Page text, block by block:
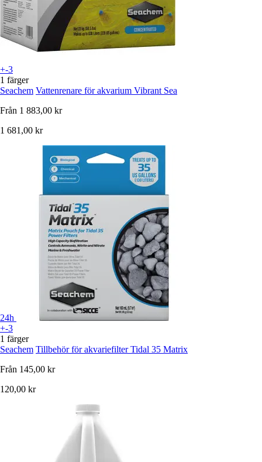
+-3
1 färger
Seachem Vattenrenare för akvarium Vibrant Sea
Från 1 883,00 kr
1 681,00 kr
24h
+-3
1 färger
Seachem Tillbehör för akvariefilter Tidal 35 Matrix
Från 145,00 kr
120,00 kr